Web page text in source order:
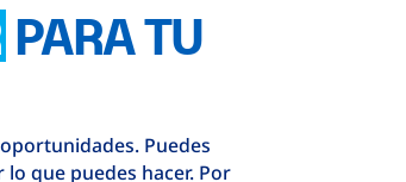
PARA TU
Puedes
que puedes hacer. Por